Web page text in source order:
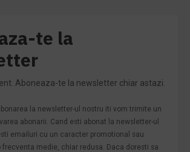
te la
Aboneaza-te la newsletter chiar astazi.
la newsletter-ul nostru iti vom trimite un
abonarii. Cand esti abonat la newsletter-ul
emailuri cu un caracter promotional sau
medie, chiar redusa. Daca doresti sa